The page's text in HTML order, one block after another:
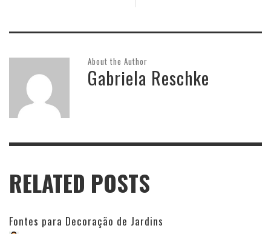
About the Author
Gabriela Reschke
RELATED POSTS
Fontes para Decoração de Jardins